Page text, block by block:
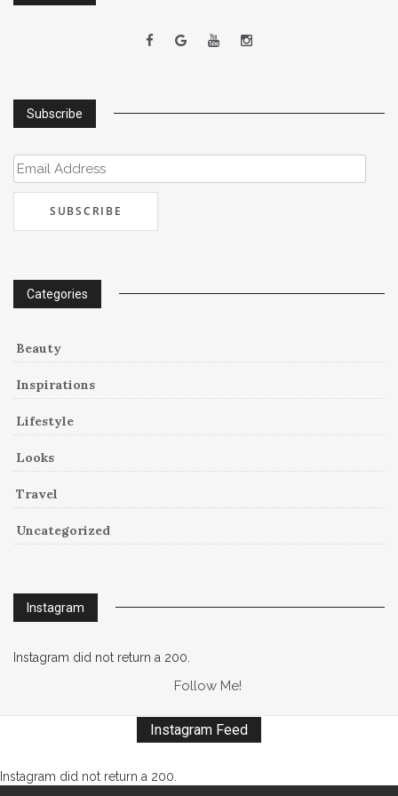
Subscribe
Email
Address
Categories
Beauty
Inspirations
Lifestyle
Looks
Travel
Uncategorized
Instagram
Instagram did not return a 200.
Follow Me!
Instagram Feed
Instagram did not return a 200.